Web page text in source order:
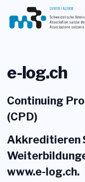
Aktuelles
Mitglieder
Beruf
DE
Suche
e-log.ch
Continuing
(CPD)
Akkreditieren
www.e-log.ch.